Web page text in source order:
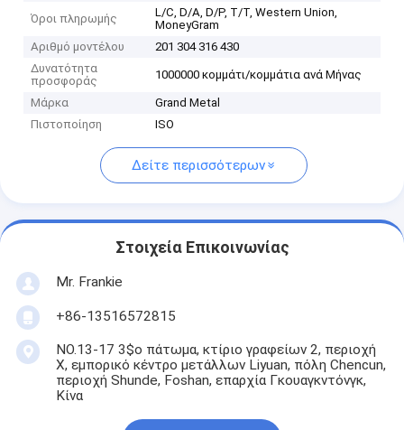
Όροι πληρωμής
L/C, D/A, D/P, T/T, Western Union,
MoneyGram
Αριθμό μοντέλου
201 304 316 430
Δυνατότητα
προσφοράς
1000000 κομμάτι/κομμάτια ανά Μήνας
Μάρκα
Grand Metal
Πιστοποίηση
ISO
Δείτε περισσότερων
Στοιχεία Επικοινωνίας
Mr. Frankie
+86-13516572815
NO.13-17 3$ο πάτωμα, κτίριο γραφείων 2, περιοχή
Χ, εμπορικό κέντρο μετάλλων Liyuan, πόλη Chencun,
περιοχή Shunde, Foshan, επαρχία Γκουαγκντόνγκ,
Κίνα